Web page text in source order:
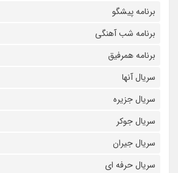
برنامه پیشگو
برنامه شب آهنگی
برنامه همرفیق
سریال آنها
سریال جزیره
سریال جوکر
سریال جیران
سریال حرفه ای